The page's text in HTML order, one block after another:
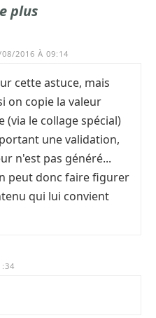
plus
08/2016 À 09:14
cette astuce, mais
on copie la valeur
(via le collage spécial)
une validation,
n'est pas généré...
peut donc faire figurer
qui lui convient